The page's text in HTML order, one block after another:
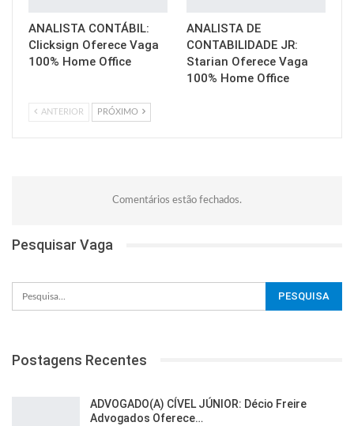
ANALISTA CONTÁBIL:
Clicksign Oferece Vaga
100% Home Office
ANALISTA DE
CONTABILIDADE JR:
Starian Oferece Vaga
100% Home Office
ANTERIOR PRÓXIMO
Comentários estão fechados.
Pesquisar Vaga
Postagens Recentes
ADVOGADO(A) CÍVEL JÚNIOR: Décio Freire
Advogados Oferece…